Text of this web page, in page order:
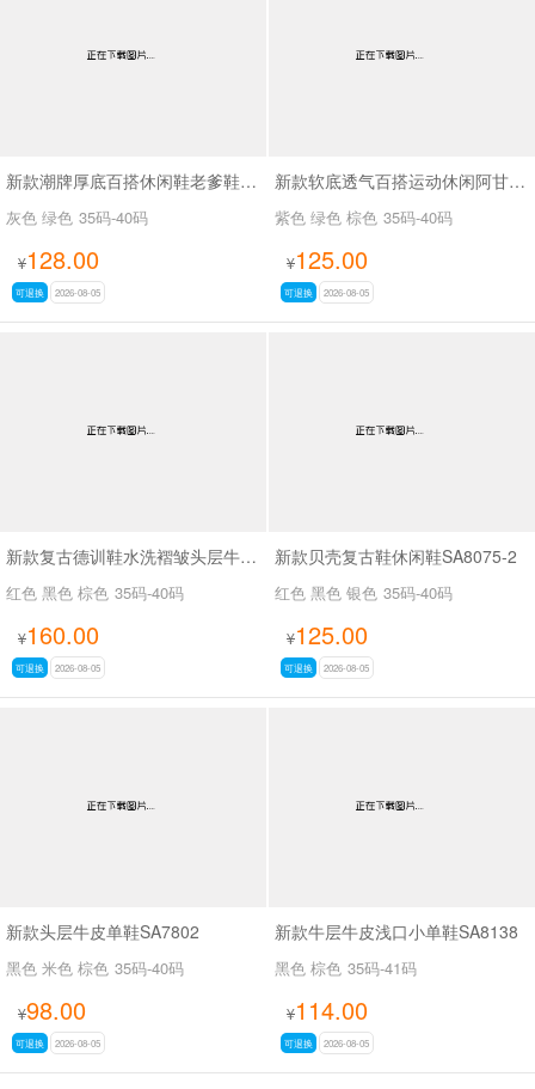
新款潮牌厚底百搭休闲鞋老爹鞋SA26773
灰色 绿色 35码-40码
¥128.00
可退换 2026-08-05
新款软底透气百搭运动休闲阿甘鞋SA2691-1 紫色无现货接订货
紫色 绿色 棕色 35码-40码
¥125.00
可退换 2026-08-05
新款复古德训鞋水洗褶皱头层牛皮SA527
红色 黑色 棕色 35码-40码
¥160.00
可退换 2026-08-05
新款贝壳复古鞋休闲鞋SA8075-2
红色 黑色 银色 35码-40码
¥125.00
可退换 2026-08-05
新款头层牛皮单鞋SA7802
黑色 米色 棕色 35码-40码
¥98.00
可退换 2026-08-05
新款牛层牛皮浅口小单鞋SA8138
黑色 棕色 35码-41码
¥114.00
可退换 2026-08-05